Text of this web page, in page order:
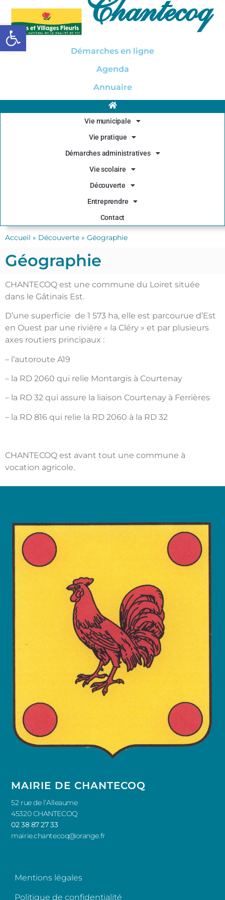
Ouvrir la barre d’outils
Démarches en ligne
Agenda
Annuaire
Vie municipale
Vie pratique
Démarches administratives
Vie scolaire
Découverte
Entreprendre
Contact
Accueil » Découverte » Géographie
Géographie
CHANTECOQ est une commune du Loiret située
dans le Gâtinais Est.
D’une superficie de 1 573 ha, elle est parcourue d’Est
en Ouest par une rivière « la Cléry » et par plusieurs
axes routiers principaux :
– l’autoroute A19
– la RD 2060 qui relie Montargis à Courtenay
– la RD 32 qui assure la liaison Courtenay à Ferrières
– la RD 816 qui relie la RD 2060 à la RD 32
CHANTECOQ est avant tout une commune à
vocation agricole.
MAIRIE DE CHANTECOQ
52 rue de l’Alleaume
45320 CHANTECOQ
02 38 87 27 33
mairie.chantecoq@orange.fr
Mentions légales
Politique de confidentialité